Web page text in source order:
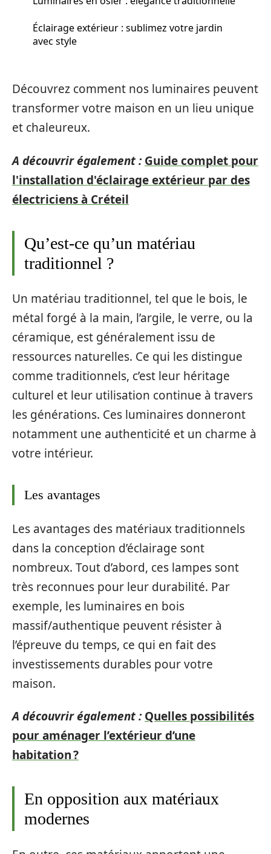
Éclairage extérieur : sublimez votre jardin
avec style
Découvrez comment nos luminaires peuvent
transformer votre maison en un lieu unique
et chaleureux.
A découvrir également : Guide complet pour
l'installation d'éclairage extérieur par des
électriciens à Créteil
Qu’est-ce qu’un matériau
traditionnel ?
Un matériau traditionnel, tel que le bois, le
métal forgé à la main, l’argile, le verre, ou la
céramique, est généralement issu de
ressources naturelles. Ce qui les distingue
comme traditionnels, c’est leur héritage
culturel et leur utilisation continue à travers
les générations. Ces luminaires donneront
notamment une authenticité et un charme à
votre intérieur.
Les avantages
Les avantages des matériaux traditionnels
dans la conception d’éclairage sont
nombreux. Tout d’abord, ces lampes sont
très reconnues pour leur durabilité. Par
exemple, les luminaires en bois
massif/authentique peuvent résister à
l’épreuve du temps, ce qui en fait des
investissements durables pour votre
maison.
A découvrir également : Quelles possibilités
pour aménager l’extérieur d’une
habitation ?
En opposition aux matériaux
modernes